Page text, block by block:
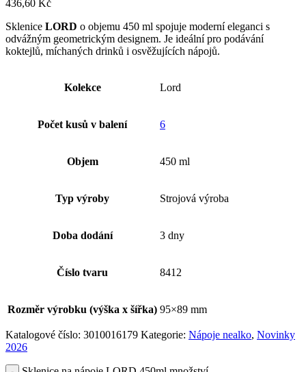
436,60 Kč
Sklenice LORD o objemu 450 ml spojuje moderní eleganci s
odvážným geometrickým designem. Je ideální pro podávání
koktejlů, míchaných drinků i osvěžujících nápojů.
Kolekce Lord
Počet kusů v balení 6
Objem 450 ml
Typ výroby Strojová výroba
Doba dodání 3 dny
Číslo tvaru 8412
Rozměr výrobku (výška x šířka) 95×89 mm
Katalogové číslo: 3010016179 Kategorie: Nápoje nealko, Novinky
2026